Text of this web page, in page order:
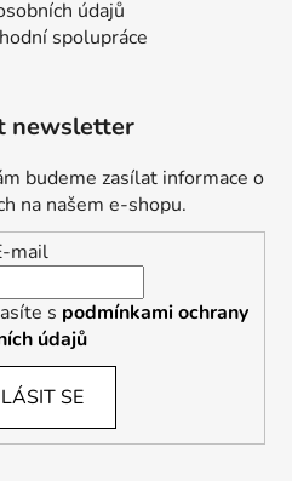
údajů
spolupráce
newsletter
budeme zasílat informace o
na našem e-shopu.
mail
s podmínkami ochrany
údajů
SE